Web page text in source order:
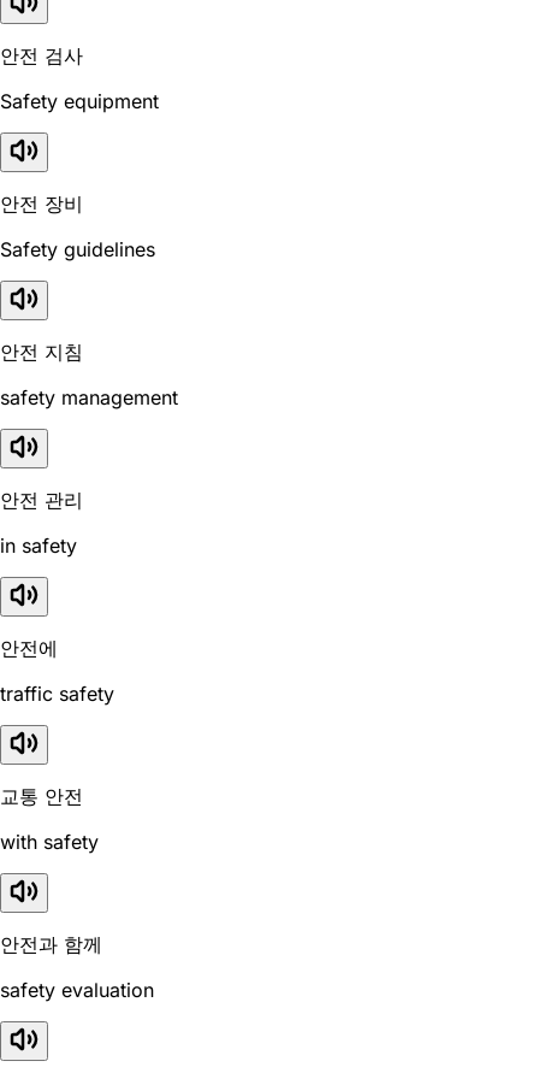
안전 검사
Safety equipment
안전 장비
Safety guidelines
안전 지침
safety management
안전 관리
in safety
안전에
traffic safety
교통 안전
with safety
안전과 함께
safety evaluation